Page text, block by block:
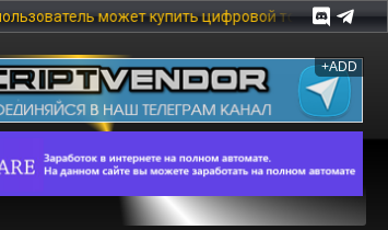
купить цифровой товар, в частности:
+ADD